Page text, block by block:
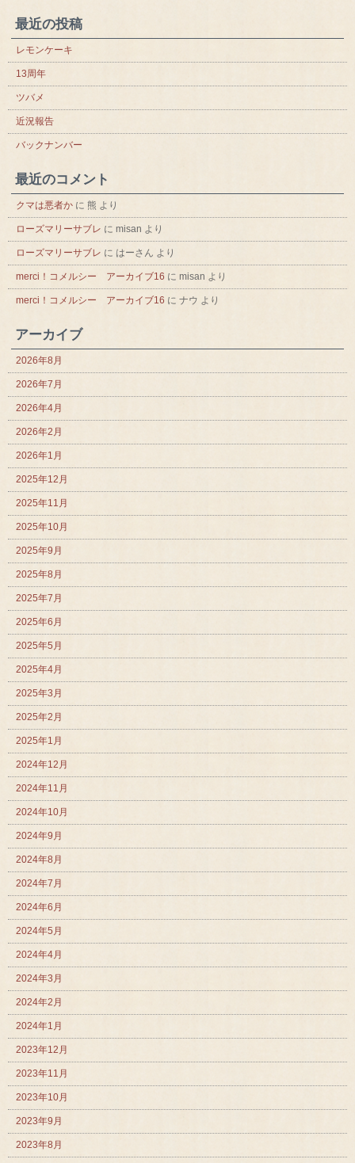
最近の投稿
レモンケーキ
13周年
ツバメ
近況報告
バックナンバー
最近のコメント
クマは悪者か に 熊 より
ローズマリーサブレ に misan より
ローズマリーサブレ に はーさん より
merci！コメルシー アーカイブ16 に misan より
merci！コメルシー アーカイブ16 に ナウ より
アーカイブ
2026年8月
2026年7月
2026年4月
2026年2月
2026年1月
2025年12月
2025年11月
2025年10月
2025年9月
2025年8月
2025年7月
2025年6月
2025年5月
2025年4月
2025年3月
2025年2月
2025年1月
2024年12月
2024年11月
2024年10月
2024年9月
2024年8月
2024年7月
2024年6月
2024年5月
2024年4月
2024年3月
2024年2月
2024年1月
2023年12月
2023年11月
2023年10月
2023年9月
2023年8月